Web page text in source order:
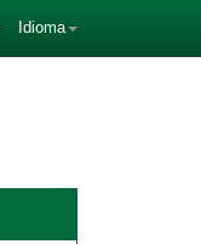
Idioma